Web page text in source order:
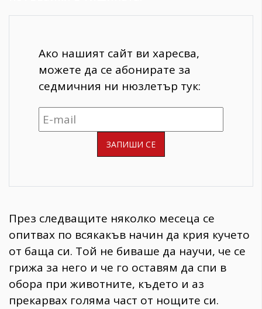
Ако нашият сайт ви харесва,
можете да се абонирате за
седмичния ни нюзлетър тук:
През следващите няколко месеца се
опитвах по всякакъв начин да крия кучето
от баща си. Той не биваше да научи, че се
грижа за него и че го оставям да спи в
обора при животните, където и аз
прекарвах голяма част от нощите си.